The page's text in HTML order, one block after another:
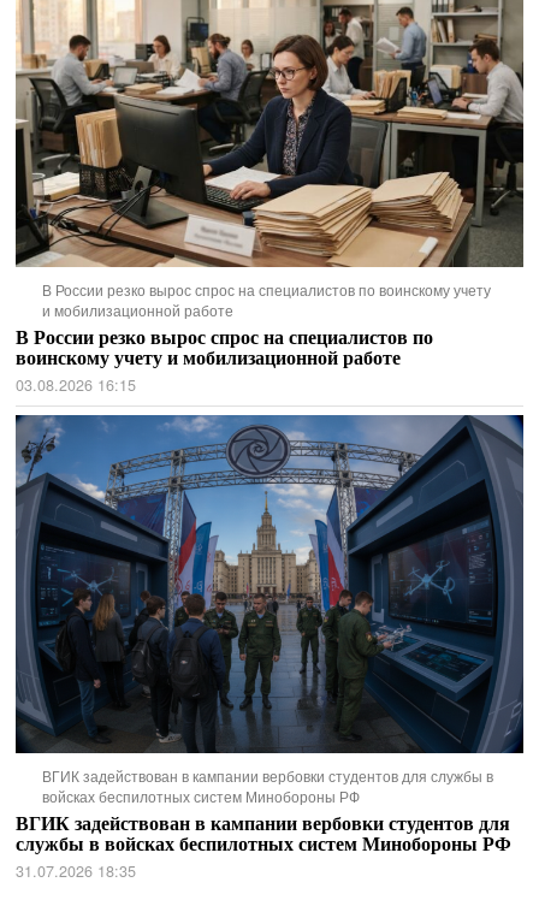
В России резко вырос спрос на специалистов по воинскому учету
и мобилизационной работе
В России резко вырос спрос на специалистов по
воинскому учету и мобилизационной работе
03.08.2026 16:15
ВГИК задействован в кампании вербовки студентов для службы в
войсках беспилотных систем Минобороны РФ
ВГИК задействован в кампании вербовки студентов для
службы в войсках беспилотных систем Минобороны РФ
31.07.2026 18:35